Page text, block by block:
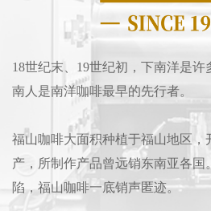
18世纪末、19世纪初，下南洋是
南人是南洋咖啡最早的先行者。
福山咖啡大面积种植于福山地区，
产，所制作产品曾远销东南亚各国
陷，福山咖啡一底销声匿迹。